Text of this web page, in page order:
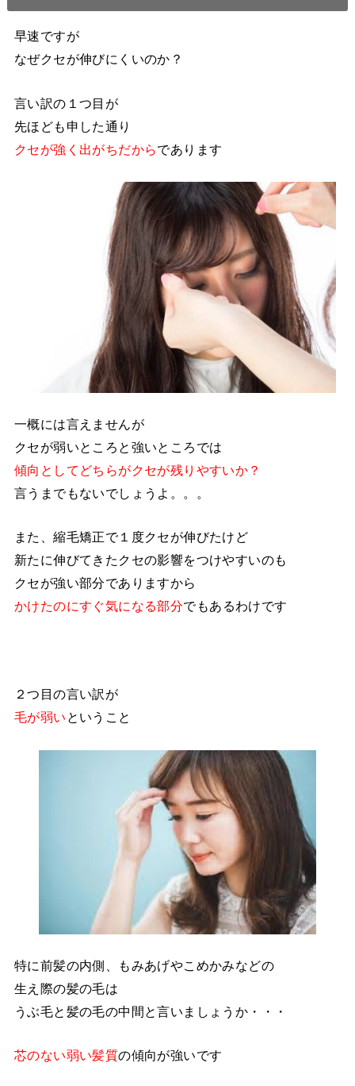
早速ですが
なぜクセが伸びにくいのか？
言い訳の１つ目が
先ほども申した通り
クセが強く出がちだからであります
一概には言えませんが
クセが弱いところと強いところでは
傾向としてどちらがクセが残りやすいか？
言うまでもないでしょうよ。。。
また、縮毛矯正で１度クセが伸びたけど
新たに伸びてきたクセの影響をつけやすいのも
クセが強い部分でありますから
かけたのにすぐ気になる部分でもあるわけです
２つ目の言い訳が
毛が弱い ということ
特に前髪の内側、もみあげやこめかみなどの
生え際の髪の毛は
うぶ毛と髪の毛の中間と言いましょうか・・・
芯のない弱い髪質の傾向が強いです